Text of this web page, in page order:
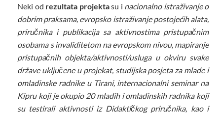
Neki od rezultata projektasu i nacionalno istraživanje o
dobrim praksama, evropsko istraživanje postojećih alata,
priručnika i publikacija sa aktivnostima pristupačnim
osobama s invaliditetom na evropskom nivou, mapiranje
pristupačnih objekta/aktivnosti/usluga u okviru svake
države uključene u projekat, studijska posjeta za mlade i
omladinske radnike u Tirani, internacionalni seminar na
Kipru koji je okupio 20 mladih i omladinskih radnika koji
su testirali aktivnosti iz Didaktičkog priručnika, kao i